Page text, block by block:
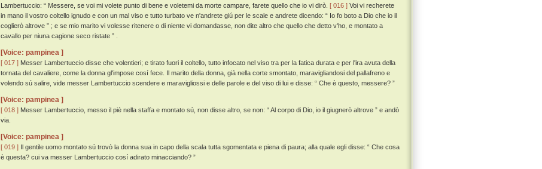
Lambertuccio: “ Messere, se voi mi volete punto di bene e voletemi da morte campare, farete quello che io vi dirò. [ 016 ] Voi vi recherete
in mano il vostro coltello ignudo e con un mal viso e tutto turbato ve n'andrete giú per le scale e andrete dicendo: “ Io fo boto a Dio che io il
coglierò altrove ” ; e se mio marito vi volesse ritenere o di niente vi domandasse, non dite altro che quello che detto v'ho, e montato a
cavallo per niuna cagione seco ristate ” .
[Voice: pampinea ]
[ 017 ] Messer Lambertuccio disse che volentieri; e tirato fuori il coltello, tutto infocato nel viso tra per la fatica durata e per l'ira avuta della
tornata del cavaliere, come la donna gl'impose cosí fece. Il marito della donna, già nella corte smontato, maravigliandosi del pallafreno e
volendo sú salire, vide messer Lambertuccio scendere e maravigliossi e delle parole e del viso di lui e disse: “ Che è questo, messere? ”
[Voice: pampinea ]
[ 018 ] Messer Lambertuccio, messo il piè nella staffa e montato sú, non disse altro, se non: “ Al corpo di Dio, io il giugnerò altrove ” e andò
via.
[Voice: pampinea ]
[ 019 ] Il gentile uomo montato sú trovò la donna sua in capo della scala tutta sgomentata e piena di paura; alla quale egli disse: “ Che cosa
è questa? cui va messer Lambertuccio cosí adirato minacciando? ”